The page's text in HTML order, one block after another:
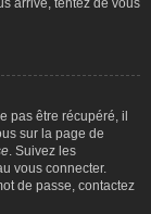
pas être récupéré, il
sur la page de
. Suivez les
vous connecter.
de passe, contactez